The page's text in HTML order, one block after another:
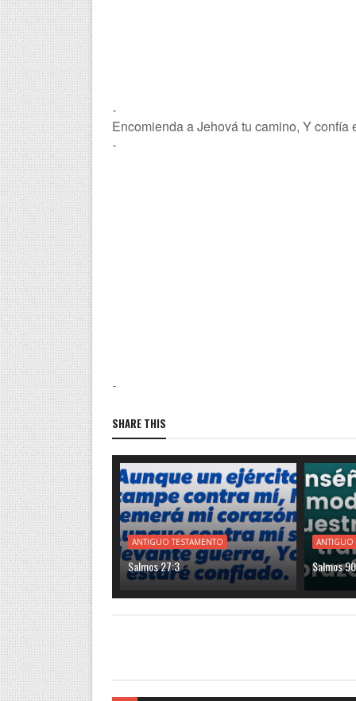
-
Encomienda a Jehová tu camino, Y confía
-
-
SHARE THIS
ANTIGUO TESTAMENTO
Salmos 27:3
ANTIGUO
Salmos